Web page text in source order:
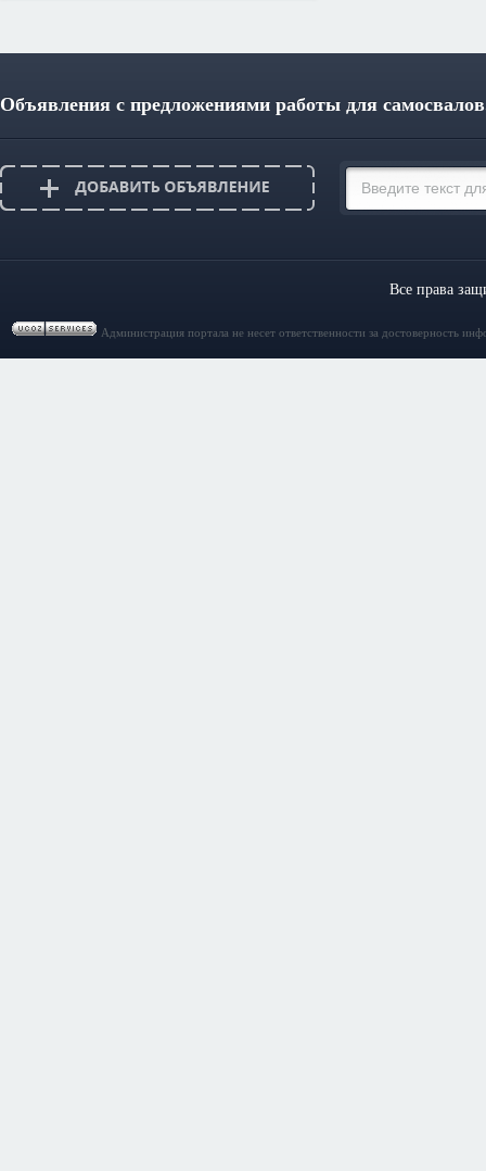
Объявления с предложениями работы для
Все права
Администрация портала не несет ответственности за достоверность